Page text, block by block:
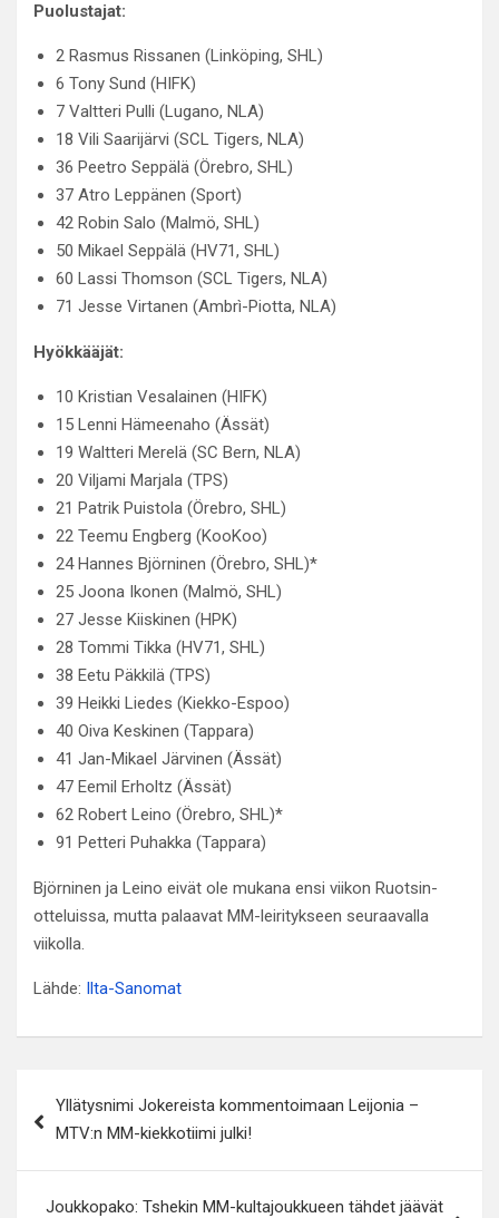
Puolustajat:
2 Rasmus Rissanen (Linköping, SHL)
6 Tony Sund (HIFK)
7 Valtteri Pulli (Lugano, NLA)
18 Vili Saarijärvi (SCL Tigers, NLA)
36 Peetro Seppälä (Örebro, SHL)
37 Atro Leppänen (Sport)
42 Robin Salo (Malmö, SHL)
50 Mikael Seppälä (HV71, SHL)
60 Lassi Thomson (SCL Tigers, NLA)
71 Jesse Virtanen (Ambrì-Piotta, NLA)
Hyökkääjät:
10 Kristian Vesalainen (HIFK)
15 Lenni Hämeenaho (Ässät)
19 Waltteri Merelä (SC Bern, NLA)
20 Viljami Marjala (TPS)
21 Patrik Puistola (Örebro, SHL)
22 Teemu Engberg (KooKoo)
24 Hannes Björninen (Örebro, SHL)*
25 Joona Ikonen (Malmö, SHL)
27 Jesse Kiiskinen (HPK)
28 Tommi Tikka (HV71, SHL)
38 Eetu Päkkilä (TPS)
39 Heikki Liedes (Kiekko-Espoo)
40 Oiva Keskinen (Tappara)
41 Jan-Mikael Järvinen (Ässät)
47 Eemil Erholtz (Ässät)
62 Robert Leino (Örebro, SHL)*
91 Petteri Puhakka (Tappara)
Björninen ja Leino eivät ole mukana ensi viikon Ruotsin-
otteluissa, mutta palaavat MM-leiritykseen seuraavalla
viikolla.
Lähde: Ilta-Sanomat
selaus
Yllätysnimi Jokereista kommentoimaan Leijonia –
MTV:n MM-kiekkotiimi julki!
Joukkopako: Tshekin MM-kultajoukkueen tähdet jäävät